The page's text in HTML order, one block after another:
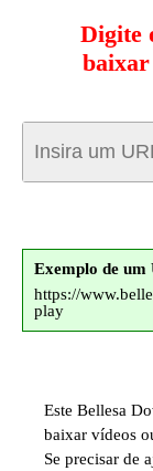
Digite
baixar
Exemplo de um
https://
play
Este Bellesa
baixar vídeos
Se precisar de